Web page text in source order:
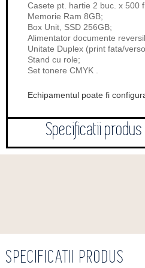
Casete pt. hartie 2 buc. x 500
Memorie Ram 8GB;
Box Unit, SSD 256GB;
Alimentator documente
Unitate Duplex (print fata/
Stand cu role;
Set tonere CMYK .
Echipamentul poate fi
Specificatii
SPECIFICATII PRODUS